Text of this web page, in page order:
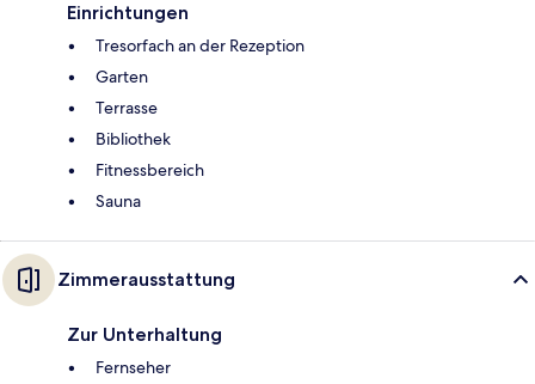
Einrichtungen
Tresorfach an der Rezeption
Garten
Terrasse
Bibliothek
Fitnessbereich
Sauna
Zimmerausstattung
Zur Unterhaltung
Fernseher